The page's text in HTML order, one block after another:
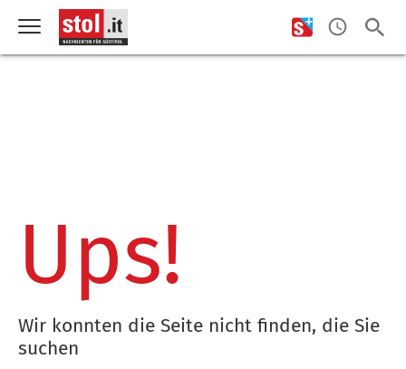
Ups!
Wir konnten die Seite nicht finden, die Sie
suchen